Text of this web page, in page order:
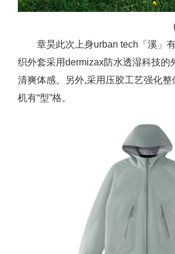
章昊此次上身urban tech「溪」
织外套采用dermizax防水透湿科技
清爽体感。另外,采用压胶工艺强化
机有“型”格。